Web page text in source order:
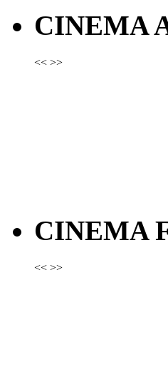
CINEMA
<< >>
CINEMA
<< >>